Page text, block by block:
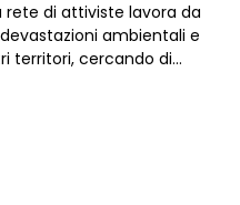
rete di attiviste lavora da
ambientali e
territori, cercando di